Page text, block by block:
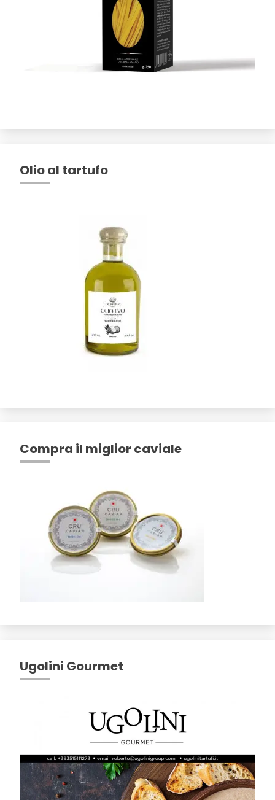
Olio al tartufo
Compra il miglior caviale
Ugolini Gourmet